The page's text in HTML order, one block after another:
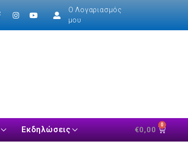
Ο Λογαριασμός
μου
Εκδηλώσεις €0,00
0